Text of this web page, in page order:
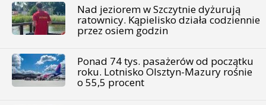
Nad jeziorem w Szczytnie dyżurują
ratownicy. Kąpielisko działa codziennie
przez osiem godzin
Ponad 74 tys. pasażerów od początku
roku. Lotnisko Olsztyn-Mazury rośnie
o 55,5 procent